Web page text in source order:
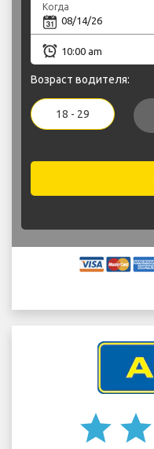
Когда
Возраст водителя:
18 - 29
star star